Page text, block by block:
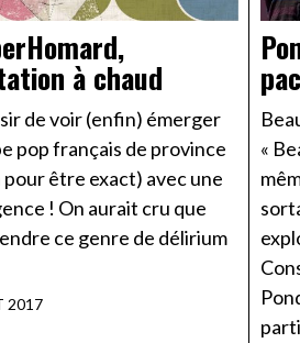
à chaud
de voir (enfin) émerger
pop français de province
pour être exact) avec une
! On aurait cru que
ce genre de délirium
2017
«